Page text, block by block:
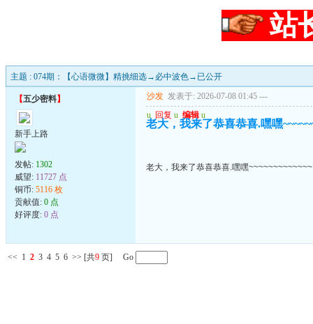
站
主题 : 074期：【心语微微】精挑细选→必中波色→已公开
【五少密料】
新手上路
发帖: 1302
威望: 11727 点
铜币: 5116 枚
贡献值: 0 点
好评度: 0 点
沙发 发表于: 2026-07-08 01:45 ---
u 回复 u 编辑 u
老大，我来了恭喜恭喜.嘿嘿
老大，我来了恭喜恭喜.嘿嘿~~~~~~~~~~~~~
<< 1 2 3 4 5 6 >> [共9 页] Go